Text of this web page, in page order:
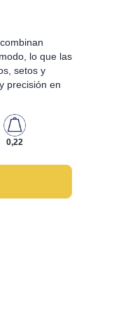
lo que las
setos y
precisión en
0,22